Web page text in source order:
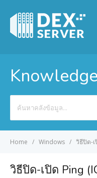
For
Home Windows วิธีปิด-เ
วิธีปิด-เปิด Ping